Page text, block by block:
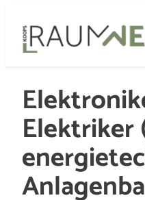
Inhalt
springen